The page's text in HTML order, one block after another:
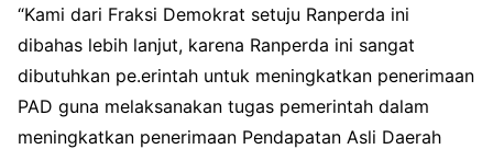
“Kami dari Fraksi Demokrat setuju Ranperda ini
dibahas lebih lanjut, karena Ranperda ini sangat
dibutuhkan pe.erintah untuk meningkatkan penerimaan
PAD guna melaksanakan tugas pemerintah dalam
meningkatkan penerimaan Pendapatan Asli Daerah